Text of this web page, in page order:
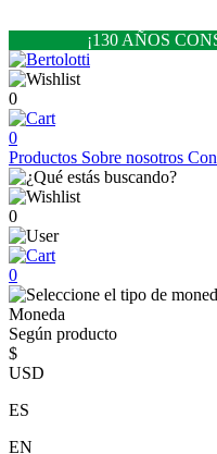
¡130 AÑOS
0
0
Productos Sobre nosotros
0
0
Moneda
Según producto
$
USD
ES
EN